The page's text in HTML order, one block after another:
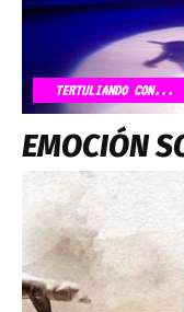
TERTULIANDO CON...
EMOCIÓN